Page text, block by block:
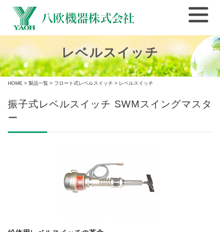
レベルスイッチ
HOME > 製品一覧 > フロート式レベルスイッチ > レベルスイッチ
振子式レベルスイッチ SWMスイングマスタ
ー